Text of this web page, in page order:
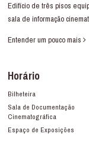
Edifício de três pisos
sala de informação
Entender um pouco mais
Horário
Bilheteira
Sala de Documentação
Cinematográfica
Espaço de Exposições